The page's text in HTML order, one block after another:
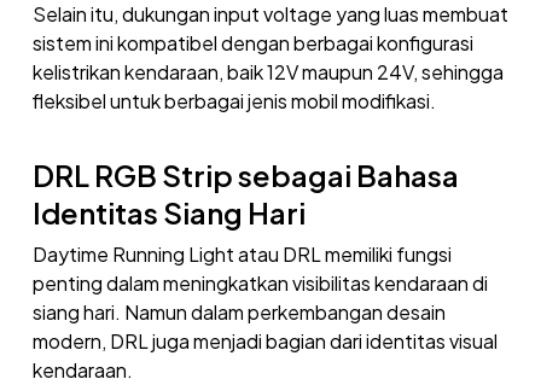
Selain itu, dukungan input voltage yang luas membuat
sistem ini kompatibel dengan berbagai konfigurasi
kelistrikan kendaraan, baik 12V maupun 24V, sehingga
fleksibel untuk berbagai jenis mobil modifikasi.
DRL RGB Strip sebagai Bahasa
Identitas Siang Hari
Daytime Running Light atau DRL memiliki fungsi
penting dalam meningkatkan visibilitas kendaraan di
siang hari. Namun dalam perkembangan desain
modern, DRL juga menjadi bagian dari identitas visual
kendaraan.